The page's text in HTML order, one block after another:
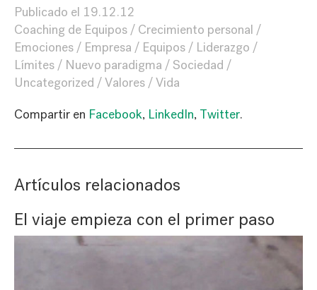
Publicado el 19.12.12
Coaching de Equipos
Crecimiento personal
Emociones
Empresa Equipos
Liderazgo
Límites
Nuevo paradigma
Sociedad
Uncategorized
Valores Vida
Compartir en Facebook, LinkedIn, Twitter.
Artículos relacionados
El viaje empieza con el primer paso